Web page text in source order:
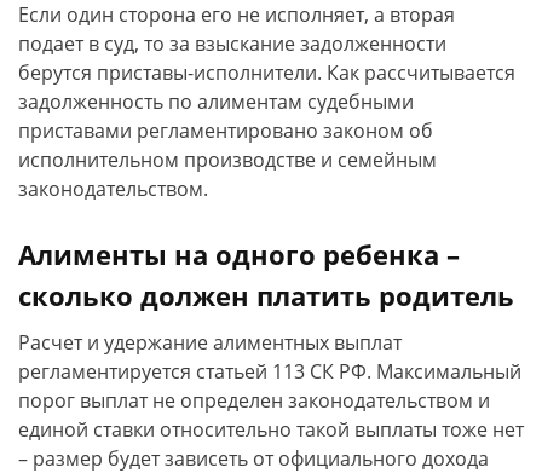
Если один сторона его не исполняет, а вторая
подает в суд, то за взыскание задолженности
берутся приставы-исполнители. Как рассчитывается
задолженность по алиментам судебными
приставами регламентировано законом об
исполнительном производстве и семейным
законодательством.
Алименты на одного ребенка –
сколько должен платить родитель
Расчет и удержание алиментных выплат
регламентируется статьей 113 СК РФ. Максимальный
порог выплат не определен законодательством и
единой ставки относительно такой выплаты тоже нет
– размер будет зависеть от официального дохода